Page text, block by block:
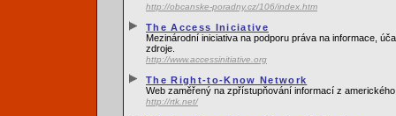
http://obcanske-poradny.cz/106/index.htm
The Access Iniciative
Mezinárodní iniciativa na podporu práva na informace,
zdroje.
http://www.accessinitiative.org
The Right-to-Know Network
Web zaměřený na zpřístupňování informací z
http://rtk.net/